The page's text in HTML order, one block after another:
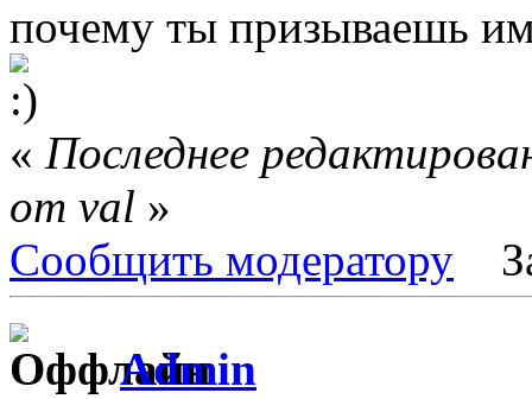
почему ты призываешь
« Последнее
от val »
Сообщить модератору
Admin